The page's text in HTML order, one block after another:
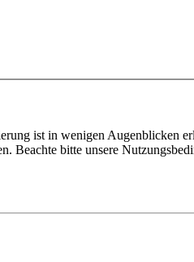
ist in wenigen Augenblicken
Beachte bitte unsere